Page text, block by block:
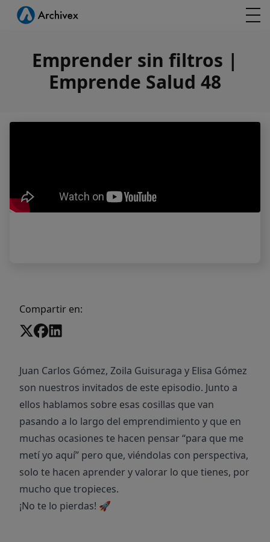
Emprender sin filtros |
Emprende Salud 48
Compartir en:
Juan Carlos Gómez, Zoila Guisuraga y Elisa Gómez
son nuestros invitados de este episodio. Junto a
ellos hablamos sobre esas cosillas que van
pasando a lo largo del emprendimiento y que en
muchas ocasiones te hacen pensar “para que me
metí yo aquí” pero que, viéndolas con perspectiva,
solo te hacen aprender y valorar lo que tienes, por
mucho que tropieces.
¡No te lo pierdas! 🚀